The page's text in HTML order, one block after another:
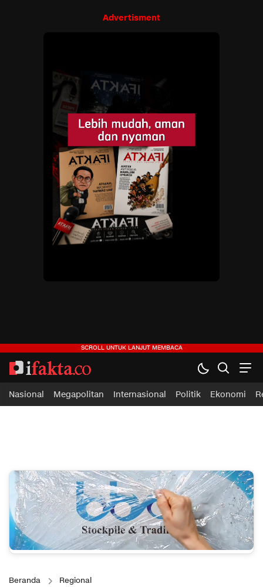
Advertisment
Nasional Megapolitan Internasional Politik Ekonomi
Beranda Regional